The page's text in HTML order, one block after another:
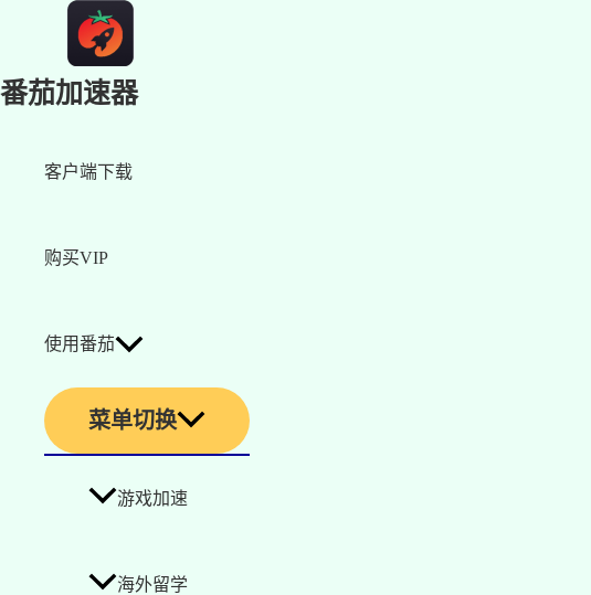
番茄加速器
客户端下载
购买VIP
使用番茄
菜单切换
游戏加速
海外留学